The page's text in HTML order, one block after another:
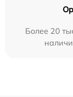
Более 20